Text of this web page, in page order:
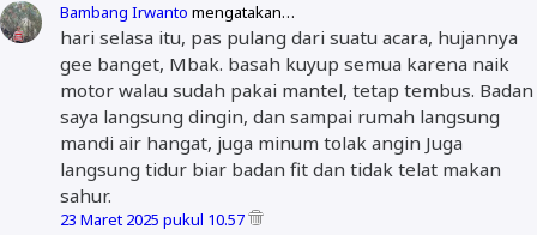
Bambang Irwanto mengatakan…
hari selasa itu, pas pulang dari suatu acara, hujannya
gee banget, Mbak. basah kuyup semua karena naik
motor walau sudah pakai mantel, tetap tembus. Badan
saya langsung dingin, dan sampai rumah langsung
mandi air hangat, juga minum tolak angin Juga
langsung tidur biar badan fit dan tidak telat makan
sahur.
23 Maret 2025 pukul 10.57